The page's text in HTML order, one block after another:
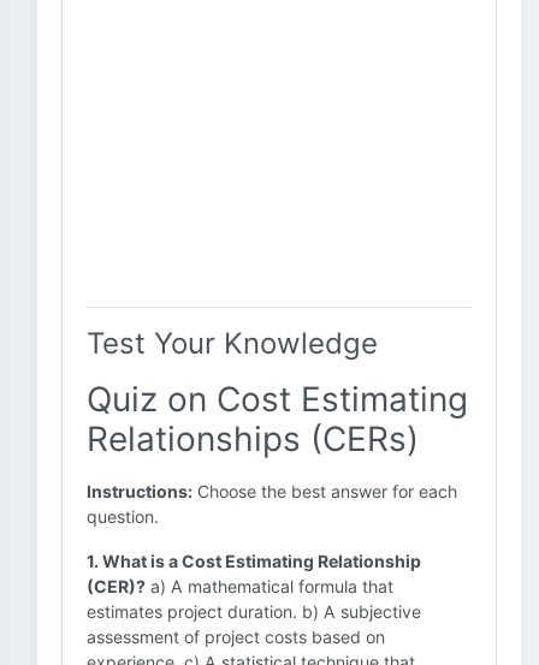
Test Your Knowledge
Quiz on Cost Estimating
Relationships (CERs)
Instructions: Choose the best answer for each
question.
1. What is a Cost Estimating Relationship
(CER)? a) A mathematical formula that
estimates project duration. b) A subjective
assessment of project costs based on